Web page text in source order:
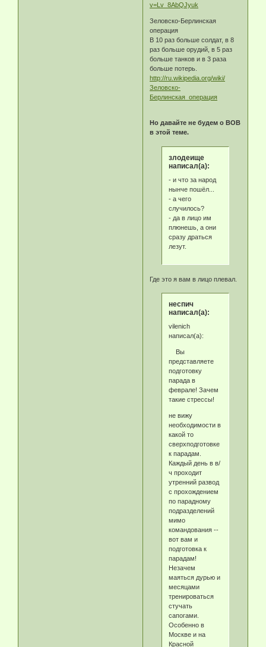
v=Lv_8AbQJyuk
Зеловско-Берлинская
операция
В 10 раз больше солдат, в 8
раз больше орудий, в 5 раз
больше танков и в 3 раза
больше потерь.
http://ru.wikipedia.org/wiki/
Зеловско-
Берлинская_операция
Но давайте не будем о ВОВ
в этой теме.
злодеище
написал(а):
- и что за народ
нынче пошёл...
- а чего
случилось?
- да в лицо им
плюнешь, а они
сразу драться
лезут.
Где это я вам в лицо плевал.
неспич
написал(а):
vilenich
написал(а):
Вы
представляете
подготовку
парада в
феврале! Зачем
такие стрессы!
не вижу
необходимости в
какой то
сверхподготовке
к парадам.
Каждый день в в/
ч проходит
утренний развод
с прохождением
по парадному
подразделений
мимо
командования --
вот вам и
подготовка к
парадам!
Незачем
маяться дурью и
месяцами
тренироваться
стучать
сапогами.
Особенно в
Москве и на
Красной